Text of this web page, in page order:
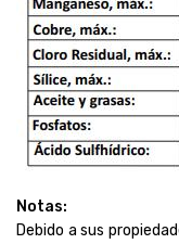
Notas:
Debido a sus